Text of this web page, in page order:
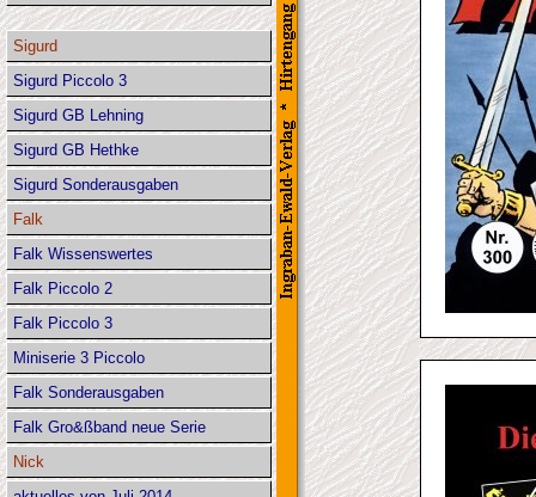
Sigurd
Sigurd Piccolo 3
Sigurd GB Lehning
Sigurd GB Hethke
Sigurd Sonderausgaben
Falk
Falk Wissenswertes
Falk Piccolo 2
Falk Piccolo 3
Miniserie 3 Piccolo
Falk Sonderausgaben
Falk Gro&ßband neue Serie
Nick